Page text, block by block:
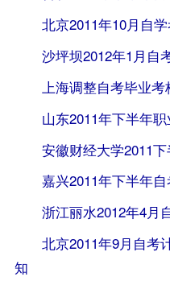
北京2011年10月自
沙坪坝2012年1月自
上海调整自考毕业
山东2011年下半年
安徽财经大学2011
嘉兴2011年下半年
浙江丽水2012年4月
北京2011年9月自考
知